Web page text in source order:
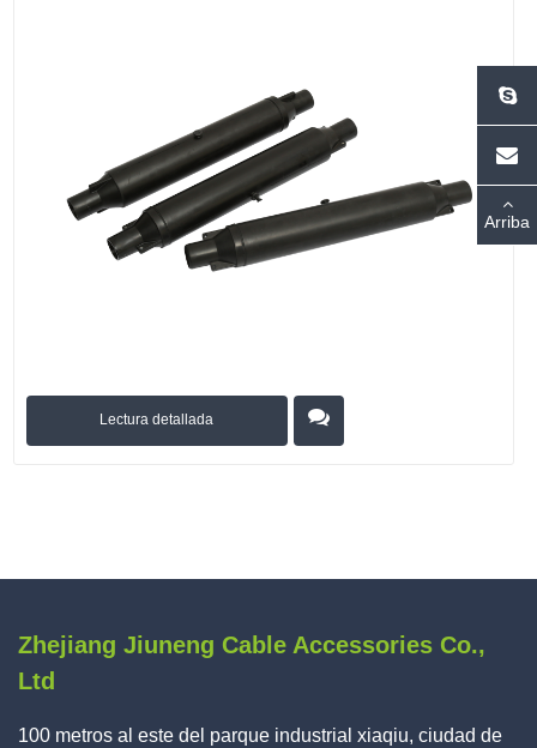
Lectura detallada
Zhejiang Jiuneng Cable Accessories Co.,
Ltd
100 metros al este del parque industrial xiaqiu, ciudad de
Arriba